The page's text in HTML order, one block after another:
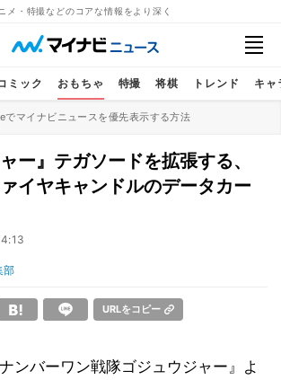
メ・特撮などのコアな情報をより深く
ミック おもちゃ 特撮 将棋 トレンド キャ
でマイナビニュースを優先表示する方法
ー』テガソードを拡張する、
イヤキャンドルのデータカー
部
URLをコピー
ンバーワン戦隊ゴジュウジャー』よ